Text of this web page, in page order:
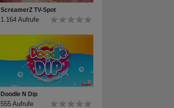
ScreamerZ TV-Spot
1.164 Aufrufe
Doodle N Dip
555 Aufrufe